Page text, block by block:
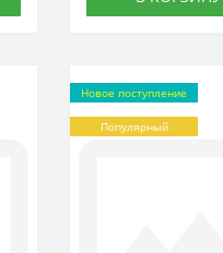
Новое поступление
Популярный